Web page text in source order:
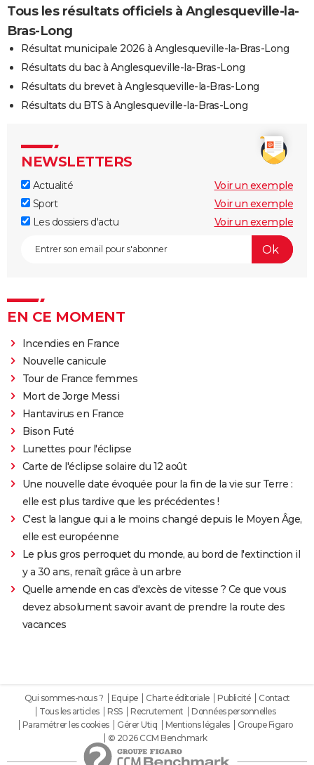
Tous les résultats officiels à Anglesqueville-la-
Bras-Long
Résultat municipale 2026 à Anglesqueville-la-Bras-Long
Résultats du bac à Anglesqueville-la-Bras-Long
Résultats du brevet à Anglesqueville-la-Bras-Long
Résultats du BTS à Anglesqueville-la-Bras-Long
NEWSLETTERS
Actualité
Voir un exemple
Sport
Voir un exemple
Les dossiers d'actu
Voir un exemple
EN CE MOMENT
Incendies en France
Nouvelle canicule
Tour de France femmes
Mort de Jorge Messi
Hantavirus en France
Bison Futé
Lunettes pour l'éclipse
Carte de l'éclipse solaire du 12 août
Une nouvelle date évoquée pour la fin de la vie sur Terre :
elle est plus tardive que les précédentes !
C'est la langue qui a le moins changé depuis le Moyen Âge,
elle est européenne
Le plus gros perroquet du monde, au bord de l'extinction il
y a 30 ans, renaît grâce à un arbre
Quelle amende en cas d'excès de vitesse ? Ce que vous
devez absolument savoir avant de prendre la route des
vacances
Qui sommes-nous ? Equipe Charte éditoriale Publicité
Contact
Tous les articles
RSS Recrutement
Données personnelles
Paramétrer les cookies
Gérer Utiq Mentions légales
Groupe Figaro
© 2026 CCM Benchmark